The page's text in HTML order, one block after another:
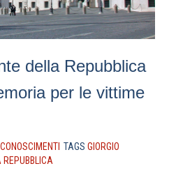
della Repubblica
per le vittime
TAGS GIORGIO
REPUBBLICA